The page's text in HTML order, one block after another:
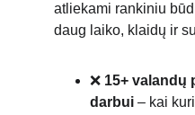
atliekami rankiniu
daug laiko, klaidų ir
❌ 15+ valandų
darbui – kai